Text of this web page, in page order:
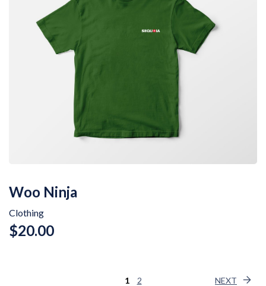
Woo Ninja
Clothing
$20.00
1 2 NEXT